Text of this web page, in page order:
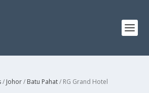
/ Johor/ Batu Pahat/ RG Grand Hotel